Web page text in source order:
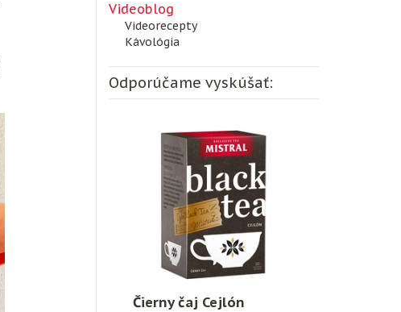
Videoblog
Videorecepty
Kávológia
Odporúčame vyskúšať:
Čierny čaj Cejlón